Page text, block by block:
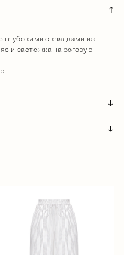
глубокими складками из
и застежка на роговую